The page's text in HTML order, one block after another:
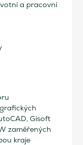
a pracovní
Gisoft
zaměřených
kraje